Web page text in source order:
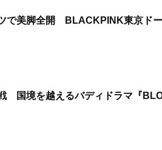
で美脚全開 BLACKPINK東京ド
国境を越えるバディドラマ『